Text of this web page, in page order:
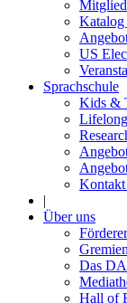
US
Sprachschule
Kids &
|
Über uns
Gremien
Das
Hall of